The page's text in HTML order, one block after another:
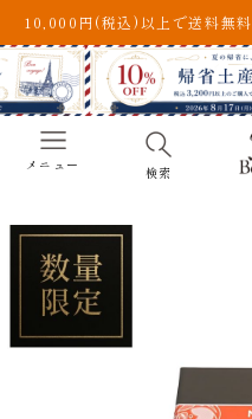
10,000円(税込)以上で送料無料
メニュー 検索